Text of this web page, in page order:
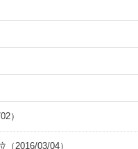
）
（2016/03/04）